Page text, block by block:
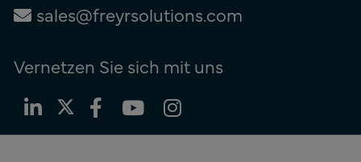
sales@freyrsolutions.com
Vernetzen Sie sich mit uns